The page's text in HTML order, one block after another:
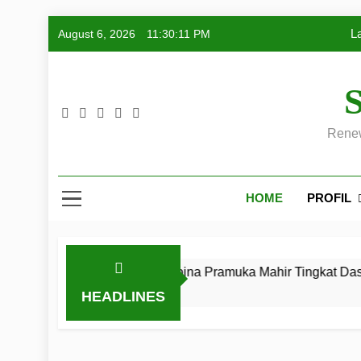
August 6, 2026 11:30:12 PM
HOME PROFIL
HEADLINES
Kursus Pembina Pramuka Mahir Tingkat Dasar (KMD)